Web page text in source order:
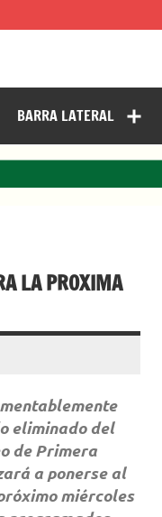
————— 02324-
BARRA LATERAL
LA PROXIMA
eliminado del
de Primera
a ponerse al
miércoles